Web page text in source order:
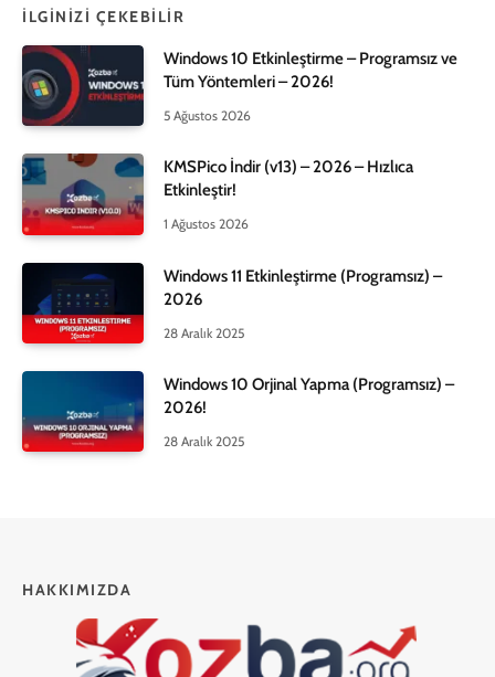
İLGINIZI ÇEKEBILIR
Windows 10 Etkinleştirme – Programsız ve
Tüm Yöntemleri – 2026!
5 Ağustos 2026
KMSPico İndir (v13) – 2026 – Hızlıca
Etkinleştir!
1 Ağustos 2026
Windows 11 Etkinleştirme (Programsız) –
2026
28 Aralık 2025
Windows 10 Orjinal Yapma (Programsız) –
2026!
28 Aralık 2025
HAKKIMIZDA